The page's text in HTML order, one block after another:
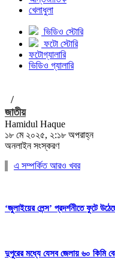
খেলাধুলা
ভিডিও স্টোরি
ফটো স্টোরি
ফটোগ্যালারি
ভিডিও গ্যালারি
/
জাতীয়
Hamidul Haque
১৮ মে ২০২৫, ২:১৮ অপরাহ্ন
অনলাইন সংস্করণ
এ সম্পর্কিত আরও খবর
‘জুলাইয়ের লেন্স’ প্রদর্শনীতে ফুটে
দুপুরের মধ্যে যেসব জেলায় ৬০ কিমি